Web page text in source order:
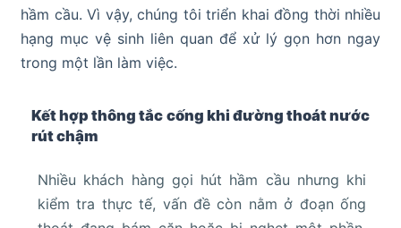
hầm cầu. Vì vậy, chúng tôi triển khai đồng thời nhiều
hạng mục vệ sinh liên quan để xử lý gọn hơn ngay
trong một lần làm việc.
Kết hợp thông tắc cống khi đường thoát nước
rút chậm
Nhiều khách hàng gọi hút hầm cầu nhưng khi
kiểm tra thực tế, vấn đề còn nằm ở đoạn ống